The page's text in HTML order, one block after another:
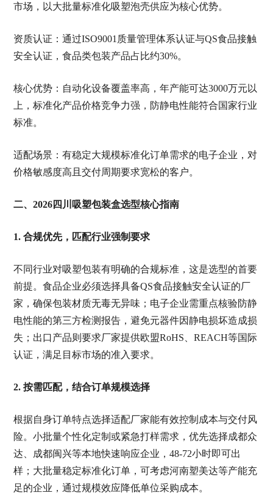
市场，以大批量标准化吸塑泡壳供应为核心优势。
资质认证：通过ISO9001质量管理体系认证与QS食品接触
安全认证，食品类包装产品占比约30%。
核心优势：自动化设备覆盖率高，年产能可达3000万元以
上，标准化产品价格竞争力强，防静电性能符合国家行业
标准。
适配场景：有稳定大规模标准化订单需求的电子企业，对
价格敏感度高且交付周期要求宽松的客户。
二、2026四川吸塑包装盒选型核心指南
1. 合规优先，匹配行业强制要求
不同行业对吸塑包装有明确的合规标准，这是选型的首要
前提。食品企业必须选择具备QS食品接触安全认证的厂
家，确保包装材质无毒无异味；电子企业需重点核验防静
电性能的第三方检测报告，避免元器件因静电损坏造成损
失；出口产品则要求厂家提供欧盟RoHS、REACH等国际
认证，满足目标市场的准入要求。
2. 按需匹配，结合订单规模选择
根据自身订单特点选择适配厂家能有效控制成本与交付风
险。小批量个性化定制或紧急打样需求，优先选择成都众
达、成都闽兴等本地快速响应企业，48-72小时即可出
样；大批量稳定标准化订单，可考虑河南塑美达等产能充
足的企业，通过规模效应降低单位采购成本。